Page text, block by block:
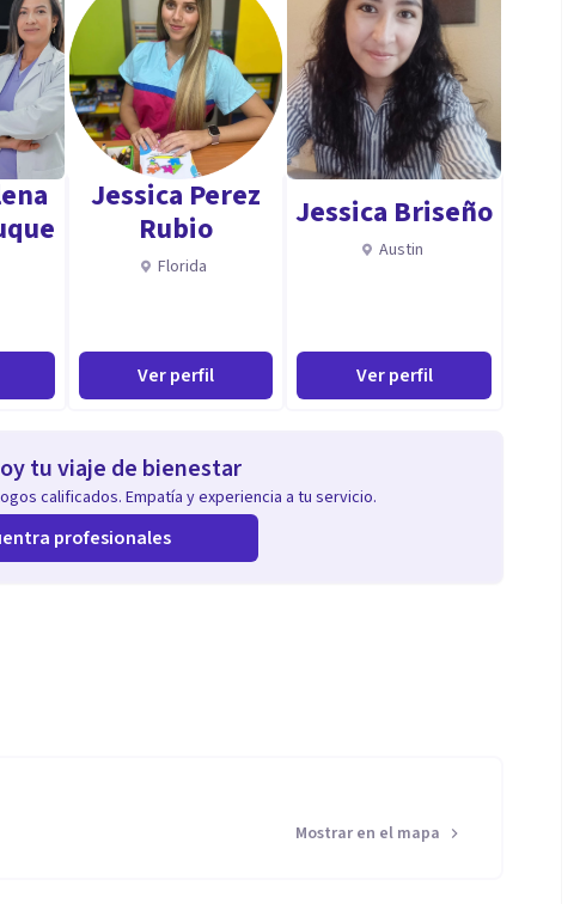
riesgo psicosocial
Jessica Perez
Rubio
Florida
Ver perfil
Jessica Briseño
Austin
Ver perfil
tu viaje de bienestar
calificados. Empatía y experiencia a tu servicio.
profesionales
Mostrar en el mapa